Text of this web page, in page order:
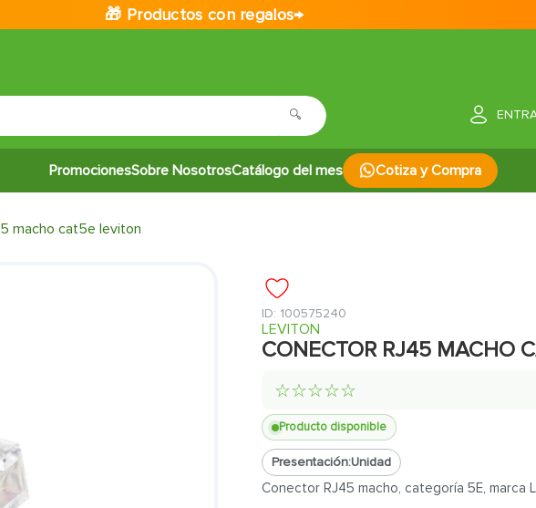
🎁 Productos con regalos→
PromocionesSobre NosotrosCatálogo del mes Cotiza y Compra
macho cat5e leviton
: 100575240
LEVITON
CONECTOR RJ45 MACHO
☆☆☆☆☆
Producto disponible
Presentación:Unidad
Conector RJ45 macho, categoría 5E, marca